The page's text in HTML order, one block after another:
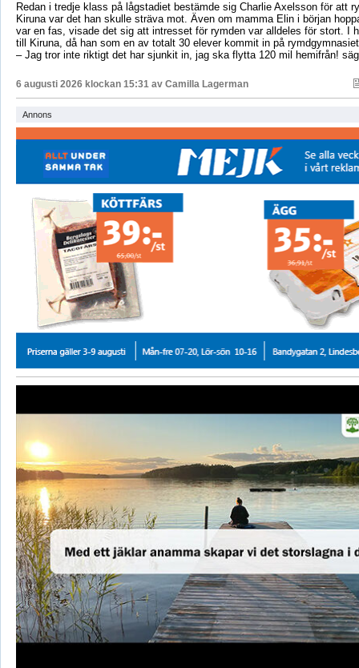
Redan i tredje klass på lågstadiet bestämde sig Charlie Axelsson för att
Kiruna var det han skulle sträva mot. Även om mamma Elin i början
var en fas, visade det sig att intresset för rymden var alldeles för stort. I
till Kiruna, då han som en av totalt 30 elever kommit in på
– Jag tror inte riktigt det har sjunkit in, jag ska flytta 120 mil hemifrån!
6 augusti 2026 klockan 15:31 av Camilla Lagerman
Annons